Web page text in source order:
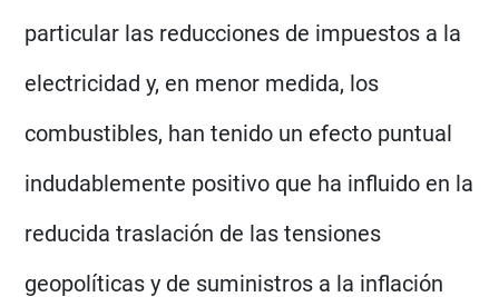
particular las reducciones de impuestos a la
electricidad y, en menor medida, los
combustibles, han tenido un efecto puntual
indudablemente positivo que ha influido en la
reducida traslación de las tensiones
geopolíticas y de suministros a la inflación